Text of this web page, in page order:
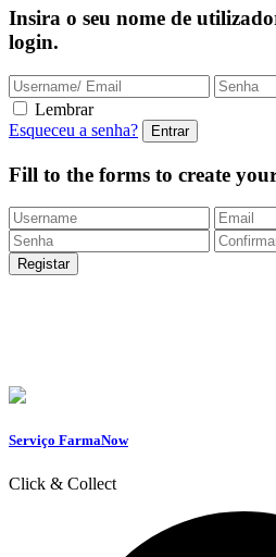
Insira o seu nome de
login.
Lembrar
Esqueceu a senha?
Fill to the forms to create
Serviço FarmaNow
Click & Collect